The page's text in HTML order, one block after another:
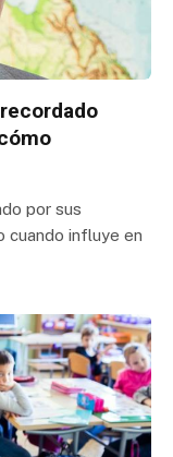
por sus
cuando influye en